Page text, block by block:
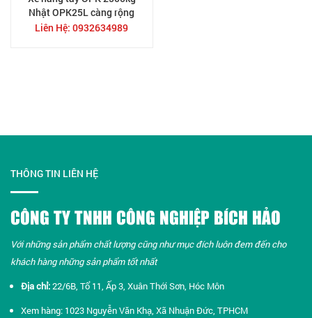
Nhật OPK25L càng rộng
Liên Hệ: 0932634989
THÔNG TIN LIÊN HỆ
CÔNG TY TNHH CÔNG NGHIỆP BÍCH HẢO
Với những sản phẩm chất lượng cũng như mục đích luôn đem đến cho
khách hàng những sản phẩm tốt nhất​
Địa chỉ:22/6B, Tổ 11, Ấp 3, Xuân Thới Sơn, Hóc Môn
Xem hàng: 1023 Nguyễn Văn Khạ, Xã Nhuận Đức, TPHCM